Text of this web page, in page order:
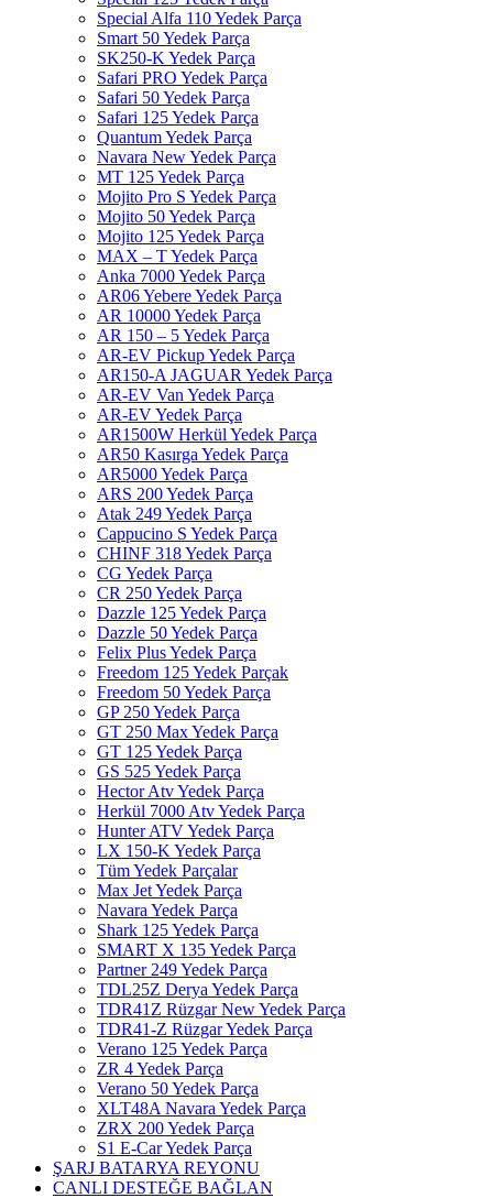
Special Alfa 110 Yedek Parça
Smart 50 Yedek Parça
SK250-K Yedek Parça
Safari PRO Yedek Parça
Safari 50 Yedek Parça
Safari 125 Yedek Parça
Quantum Yedek Parça
Navara New Yedek Parça
MT 125 Yedek Parça
Mojito Pro S Yedek Parça
Mojito 50 Yedek Parça
Mojito 125 Yedek Parça
MAX – T Yedek Parça
Anka 7000 Yedek Parça
AR06 Yebere Yedek Parça
AR 10000 Yedek Parça
AR 150 – 5 Yedek Parça
AR-EV Pickup Yedek Parça
AR150-A JAGUAR Yedek Parça
AR-EV Van Yedek Parça
AR-EV Yedek Parça
AR1500W Herkül Yedek Parça
AR50 Kasırga Yedek Parça
AR5000 Yedek Parça
ARS 200 Yedek Parça
Atak 249 Yedek Parça
Cappucino S Yedek Parça
CHINF 318 Yedek Parça
CG Yedek Parça
CR 250 Yedek Parça
Dazzle 125 Yedek Parça
Dazzle 50 Yedek Parça
Felix Plus Yedek Parça
Freedom 125 Yedek Parçak
Freedom 50 Yedek Parça
GP 250 Yedek Parça
GT 250 Max Yedek Parça
GT 125 Yedek Parça
GS 525 Yedek Parça
Hector Atv Yedek Parça
Herkül 7000 Atv Yedek Parça
Hunter ATV Yedek Parça
LX 150-K Yedek Parça
Tüm Yedek Parçalar
Max Jet Yedek Parça
Navara Yedek Parça
Shark 125 Yedek Parça
SMART X 135 Yedek Parça
Partner 249 Yedek Parça
TDL25Z Derya Yedek Parça
TDR41Z Rüzgar New Yedek Parça
TDR41-Z Rüzgar Yedek Parça
Verano 125 Yedek Parça
ZR 4 Yedek Parça
Verano 50 Yedek Parça
XLT48A Navara Yedek Parça
ZRX 200 Yedek Parça
S1 E-Car Yedek Parça
ŞARJ BATARYA REYONU
CANLI DESTEĞE BAĞLAN